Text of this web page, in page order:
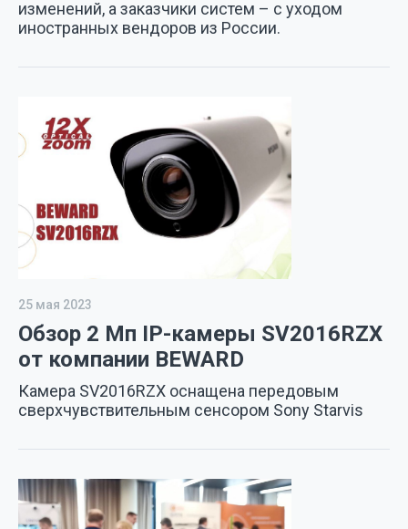
изменений, а заказчики систем – с уходом
иностранных вендоров из России.
25 мая 2023
Обзор 2 Мп IP-камеры SV2016RZX
от компании BEWARD
Камера SV2016RZX оснащена передовым
сверхчувствительным сенсором Sony Starvis